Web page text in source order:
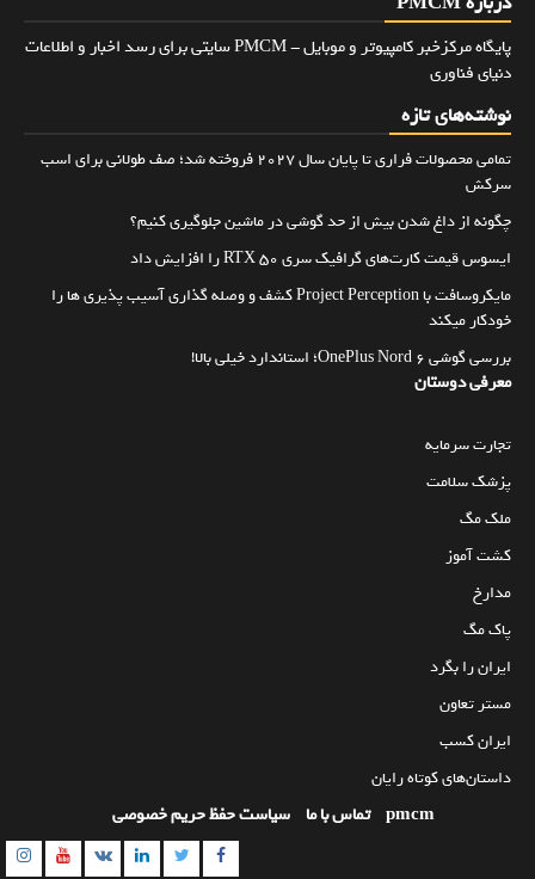
پایگاه مرکزخبر کامپیوتر و موبایل - PMCM سایتی برای رسد اخبار و اطلاعات
دنیای فناوری
نوشته‌های تازه
تمامی محصولات فراری تا پایان سال ۲۰۲۷ فروخته شد؛ صف طولانی برای اسب
سرکش
چگونه از داغ شدن بیش از حد گوشی در ماشین جلوگیری کنیم؟
ایسوس قیمت کارت‌های گرافیک سری RTX 50 را افزایش داد
مایکروسافت با Project Perception کشف و وصله گذاری آسیب پذیری ها را
خودکار میکند
بررسی گوشی OnePlus Nord 6؛ استاندارد خیلی بالا!
معرفی دوستان
تجارت سرمایه
پزشک سلامت
ملک مگ
کشت آموز
مدارخ
پاک مگ
ایران را بگرد
مستر تعاون
ایران کسب
داستان‌های کوتاه رایان
pmcm تماس با ما سیاست حفظ حریم خصوصی
Facebook
Twitter
Linkedin
VK